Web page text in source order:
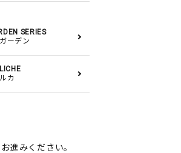
SERIES
ーデン
カ
進みください。